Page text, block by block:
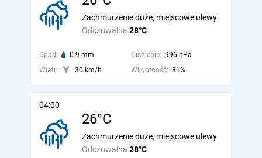
Odczuwalna 28°C
Zachmurzenie duże, miejscowe ulewy
Opad: 0.9 mm Ciśnienie: 996 hPa
Wiatr:
30 km/h Wilgotność: 81%
04:00
26°C
Odczuwalna 28°C
Zachmurzenie duże, miejscowe ulewy